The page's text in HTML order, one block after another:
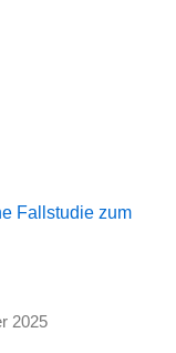
Fallstudie zum
2025